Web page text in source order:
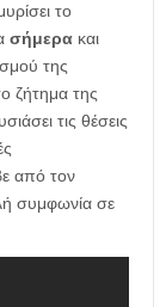
το
σήμερα και
της
ζήτημα της
τις θέσεις
από τον
συμφωνία σε